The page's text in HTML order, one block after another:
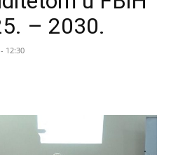
– 2030.
12:30